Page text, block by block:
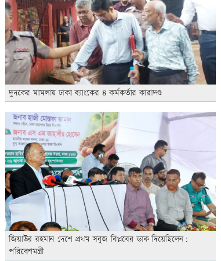
দুদকের মামলায় ঢাকা ব্যাংকের ৪ কর্মকর্তার কারাদণ্ড
জিয়াউর রহমান দেশে প্রথম সবুজ বিপ্লবের ডাক দিয়েছিলেন:
পরিবেশমন্ত্রী